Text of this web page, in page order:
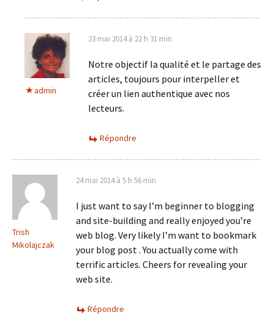
admin
23 mai 2014 à 22 h 31 min
Notre objectif la qualité et le partage des
articles, toujours pour interpeller et
créer un lien authentique avec nos
lecteurs.
Répondre
Trish
Mikolajczak
24 mai 2014 à 5 h 56 min
I just want to say I’m beginner to blogging
and site-building and really enjoyed you’re
web blog. Very likely I’m want to bookmark
your blog post . You actually come with
terrific articles. Cheers for revealing your
web site.
Répondre